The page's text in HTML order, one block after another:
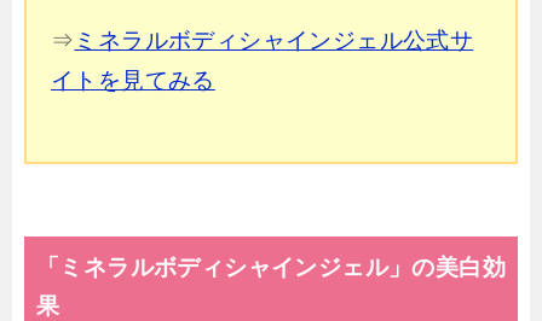
⇒ ミネラルボディシャインジェル公式サ
イトを見てみる
「 ミネラルボディシャインジェル」の美白効
果